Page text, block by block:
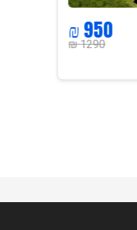
1290 ₪
950 ₪